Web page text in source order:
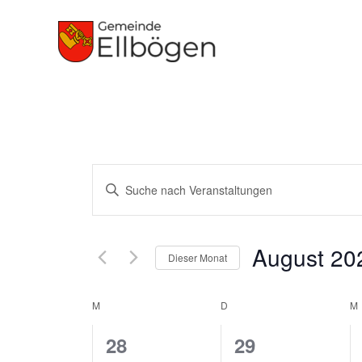
Suche
und
Navigation
Bitte
Suche
Dieser Monat August
Kalender
Veranstaltungen
M D M
0
28
0
29